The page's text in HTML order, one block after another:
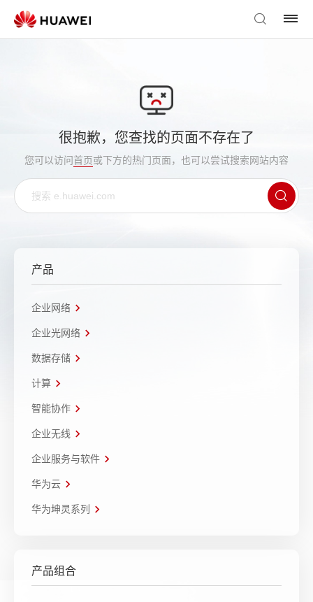
很抱歉，您查找的页面不存在了
您可以访问首页或下方的热门页面，也可以尝试搜索网站内容
产品
企业网络
企业光网络
数据存储
计算
智能协作
企业无线
企业服务与软件
华为云
华为坤灵系列
产品组合